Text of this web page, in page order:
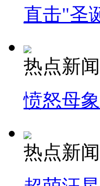
直击"圣
热点新闻
愤怒母
热点新闻